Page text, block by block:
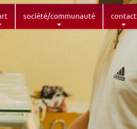
société/communauté contact